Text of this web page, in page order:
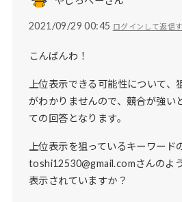
2021/09/29 00:45 ログインして返信
こんばんわ！
上位表示できる可能性について、
がわかりませんので、競合が強い
ての回答となります。
上位表示を狙っているキーワード
toshi12530@gmail.comさんのよ
表示されていますか？